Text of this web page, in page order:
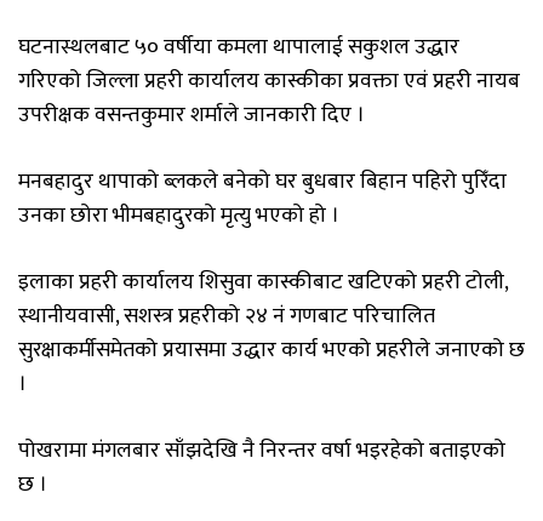
घटनास्थलबाट ५० वर्षीया कमला थापालाई सकुशल उद्धार
गरिएको जिल्ला प्रहरी कार्यालय कास्कीका प्रवक्ता एवं प्रहरी नायब
उपरीक्षक वसन्तकुमार शर्माले जानकारी दिए ।
मनबहादुर थापाको ब्लकले बनेको घर बुधबार बिहान पहिरो पुरिँदा
उनका छोरा भीमबहादुरको मृत्यु भएको हो ।
इलाका प्रहरी कार्यालय शिसुवा कास्कीबाट खटिएको प्रहरी टोली,
स्थानीयवासी, सशस्त्र प्रहरीको २४ नं गणबाट परिचालित
सुरक्षाकर्मीसमेतको प्रयासमा उद्धार कार्य भएको प्रहरीले जनाएको छ
।
पोखरामा मंगलबार साँझदेखि नै निरन्तर वर्षा भइरहेको बताइएको
छ ।